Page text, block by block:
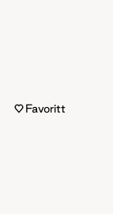
Favoritt